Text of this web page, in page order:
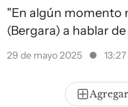
"En algún momento
(Bergara) a hablar
29 de mayo 2025 13:27